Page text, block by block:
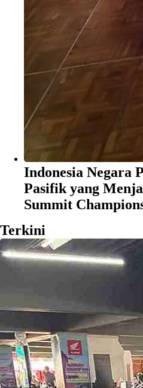
Indonesia Negara
Pasifik yang
Summit
Terkini